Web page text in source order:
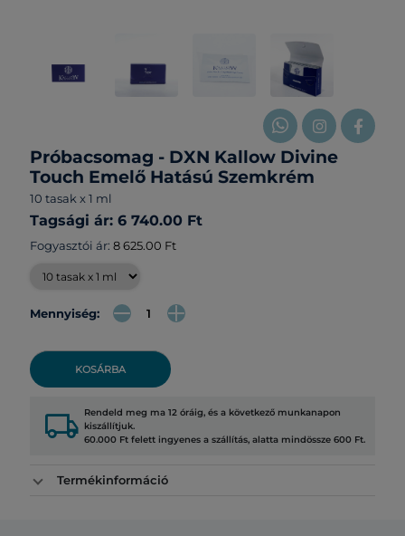
Próbacsomag - DXN Kallow Divine
Touch Emelő Hatású Szemkrém
10 tasak x 1 ml
Tagsági ár: 6 740.00 Ft
Fogyasztói ár: 8 625.00 Ft
Mennyiség:
KOSÁRBA
local_shipping Rendeld meg ma 12 óráig, és a következő munkanapon
kiszállítjuk.
60.000 Ft felett ingyenes a szállítás, alatta mindössze 600 Ft.
Termékinformáció